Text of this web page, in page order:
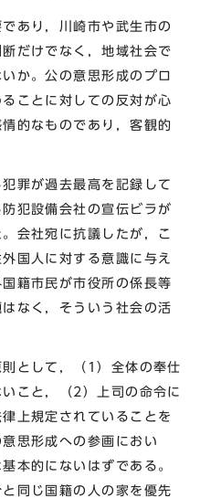
あり，川崎市や武生市の
だけでなく，地域社会で
か。公の意思形成のプロ
ことに対しての反対が心
的なものであり，客観的
罪が過去最高を記録して
犯設備会社の宣伝ビラが
会社宛に抗議したが，こ
国人に対する意識に与え
籍市民が市役所の係長等
なく，そういう社会の活
として，（1）全体の奉仕
こと，（2）上司の命令に
上規定されていることを
思形成への参画におい
本的にないはずである。
同じ国籍の人の家を優先